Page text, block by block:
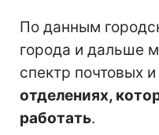
По данным
города и дальше
спектр почтовых
отделениях,
работать.